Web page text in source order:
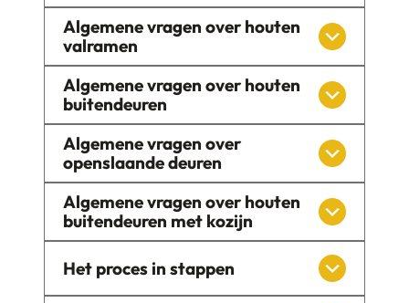
Algemene vragen over houten
valramen
Algemene vragen over houten
buitendeuren
Algemene vragen over
openslaande deuren
Algemene vragen over houten
buitendeuren met kozijn
Het proces in stappen